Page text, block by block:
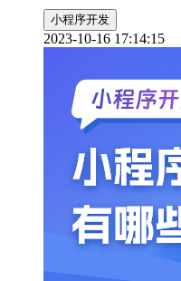
小程序开发
2023-10-16 17:14:15